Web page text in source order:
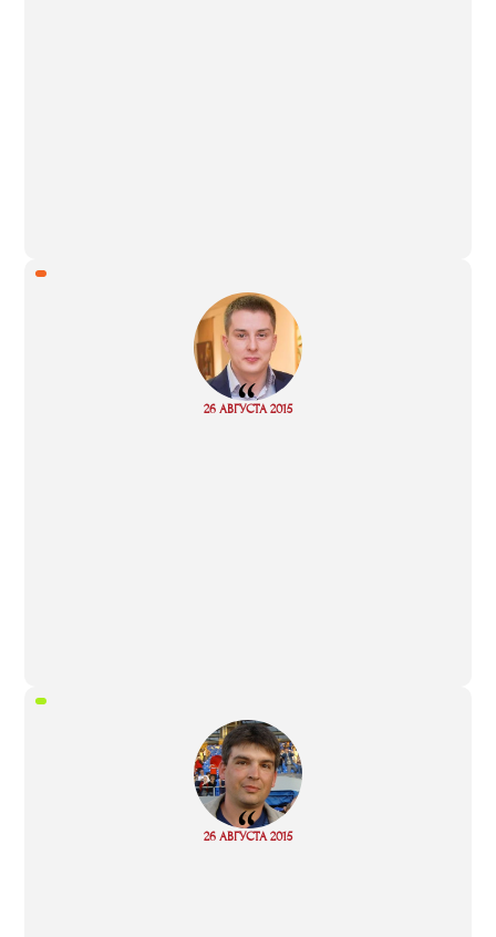
“
26 АВГУСТА 2015
Read
“
26 АВГУСТА 2015
Read